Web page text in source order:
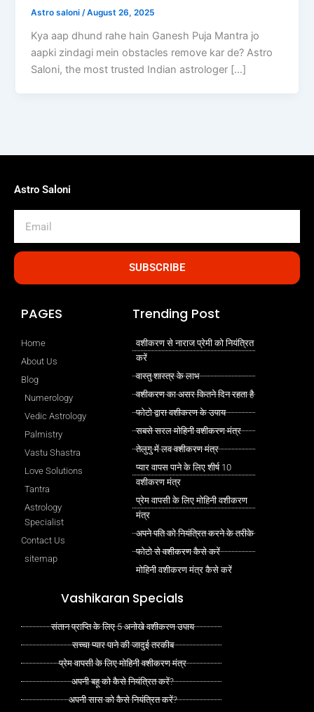
Astro saloni/August 26, 2025
Kya aap dhund rahe hain Ganesh Puja Mantra jo
aapki zindagi mein obstacles remove kar de? Astro
Saloni, the most trusted Indian astrologer […]
Astro Saloni
SUBSCRIBE
PAGES
Home
About Us
Blog
Numerology
Vedic Astrology
Palmistry
Vastu Shastra
Love Solutions
Tantra
Astrology
Specialist
Contact Us
sitemap
Trending Post
वशीकरण से नाराज प्रेमी को नियंत्रित
करें
वास्तु शास्त्र के लाभ
वशीकरण का असर कितने दिन रहता है
फोटो द्वारा वशीकरण के उपाय
सबसे सरल मोहिनी वशीकरण मंत्र
तेलुगु में लव वशीकरण मंत्र
प्यार वापस पाने के लिए शीर्ष 10
वशीकरण मंत्र
प्रेम वापसी के लिए मोहिनी वशीकरण
मंत्र
अपने पति को नियंत्रित करने के तरीके
फोटो से वशीकरण कैसे करें
मोहिनी वशीकरण मंत्र कैसे करें
Vashikaran Specials
संतान प्राप्ति के लिए 5 अनोखे वशीकरण उपाय
सच्चा प्यार पाने की जादुई तरकीब
प्रेम वापसी के लिए मोहिनी वशीकरण मंत्र
अपनी बहू को कैसे नियंत्रित करें?
अपनी सास को कैसे नियंत्रित करें?